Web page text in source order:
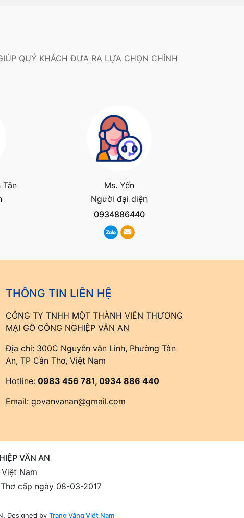
QUÝ KHÁCH ĐƯA RA LỰA CHỌN CHÍNH
Tân
Ms. Yến
Người đại diện
0934886440
THÔNG TIN LIÊN HỆ
CÔNG TY TNHH MỘT THÀNH VIÊN THƯƠNG
MẠI GỖ CÔNG NGHIỆP VĂN AN
Địa chỉ: 300C Nguyễn văn Linh, Phường Tân
An, TP Cần Thơ, Việt Nam
Hotline: 0983 456 781, 0934 886 440
Email: govanvanan@gmail.com
VĂN AN
Nam
cấp ngày 08-03-2017
Designed by Trang Vàng Việt Nam